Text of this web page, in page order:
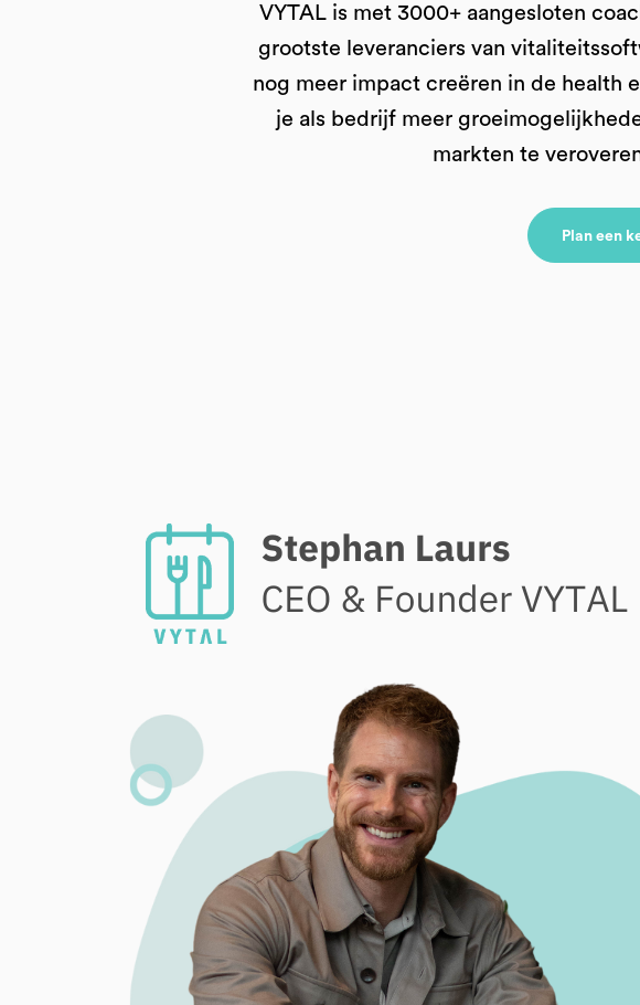
VYTAL is met 3000+ aangesloten
grootste leveranciers van
nog meer impact creëren in de health
je als bedrijf meer
markten te
Plan een